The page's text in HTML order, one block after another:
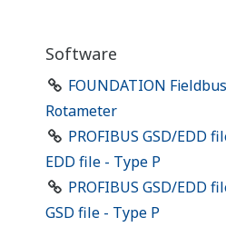
Software
FOUNDATION
Rotameter
PROFIBUS GSD/EDD
EDD file - Type P
PROFIBUS GSD/EDD
GSD file - Type P